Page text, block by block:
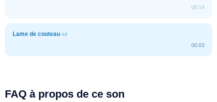
00:14
Lame de couteau #4
00:03
FAQ à propos de ce son